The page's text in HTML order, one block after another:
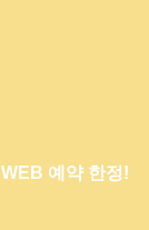
WEB 예약 한정!